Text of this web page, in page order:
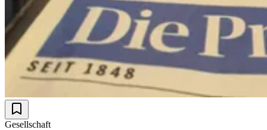
Gesellschaft